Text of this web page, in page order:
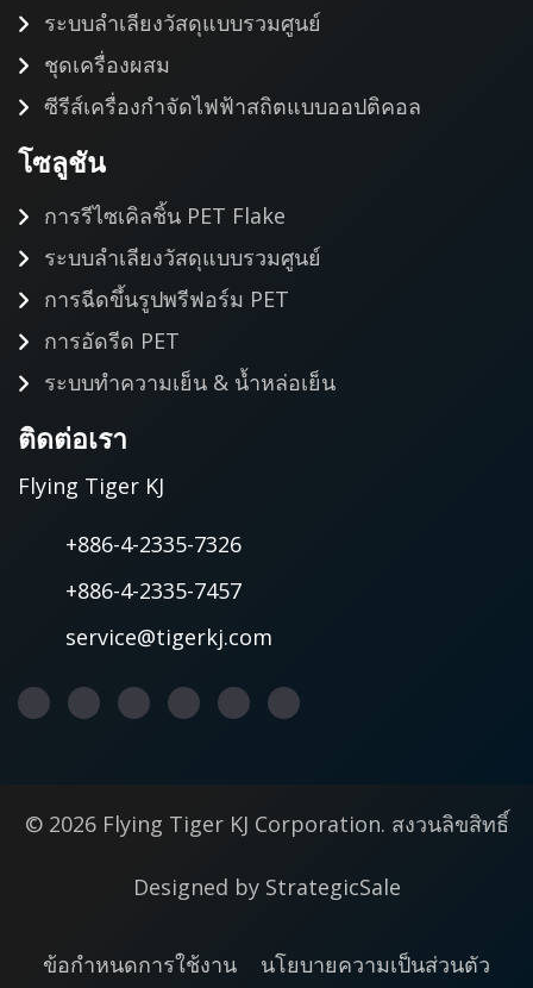
ระบบลำเลียงวัสดุแบบรวมศูนย์
ชุดเครื่องผสม
ซีรีส์เครื่องกำจัดไฟฟ้าสถิตแบบออปติคอล
โซลูชัน
การรีไซเคิลชิ้น PET Flake
ระบบลำเลียงวัสดุแบบรวมศูนย์
การฉีดขึ้นรูปพรีฟอร์ม PET
การอัดรีด PET
ระบบทำความเย็น & น้ำหล่อเย็น
ติดต่อเรา
Flying Tiger KJ
+886-4-2335-7326
+886-4-2335-7457
service@tigerkj.com
© 2026 Flying Tiger KJ Corporation. สงวนลิขสิทธิ์
Designed by StrategicSale
ข้อกำหนดการใช้งาน นโยบายความเป็นส่วนตัว